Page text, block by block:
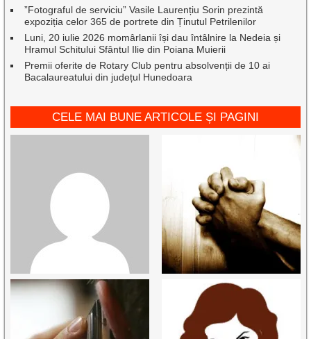
”Fotograful de serviciu” Vasile Laurențiu Sorin prezintă
expoziția celor 365 de portrete din Ținutul Petrilenilor
Luni, 20 iulie 2026 momârlanii își dau întâlnire la Nedeia și
Hramul Schitului Sfântul Ilie din Poiana Muierii
Premii oferite de Rotary Club pentru absolvenții de 10 ai
Bacalaureatului din județul Hunedoara
CELE MAI BUNE ARTICOLE ȘI PAGINI